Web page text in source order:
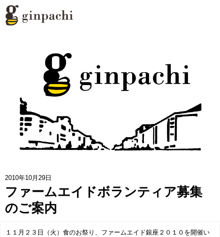
2010年10月29日
ファームエイドボランティア募集
のご案内
１１月２３日（火）食のお祭り、ファームエイド銀座２０１０を開催い
銀ぱちとは
オンラインストア【お酒】
スタッフブログ
メディア一覧
協賛企業一覧